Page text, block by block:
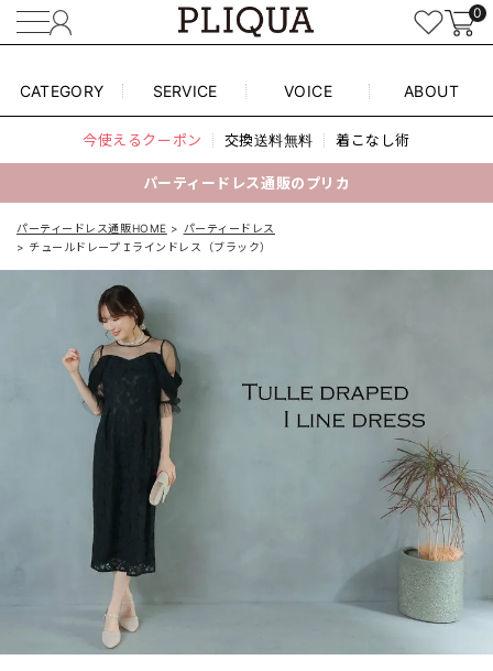
0
CATEGORY SERVICE VOICE ABOUT
今使えるクーポン 交換送料無料 着こなし術
パーティードレス通販のプリカ
パーティードレス通販HOME
パーティードレス
チュールドレープＩラインドレス（ブラック）